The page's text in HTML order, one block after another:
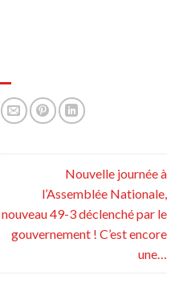
Nouvelle journée à
l’Assemblée Nationale,
nouveau 49-3 déclenché par le
gouvernement ! C’est encore
une…